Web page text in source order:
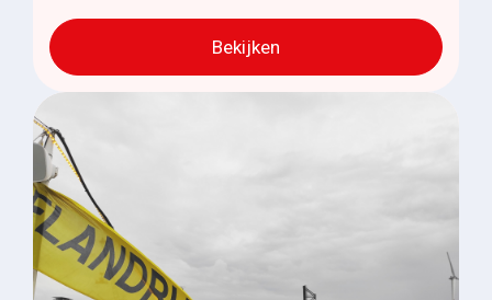
Bekijken